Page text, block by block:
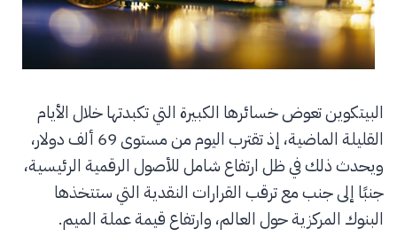
البيتكوين تعوض خسائرها الكبيرة التي تكبدتها خلال الأيام
القليلة الماضية، إذ تقترب اليوم من مستوى 69 ألف دولار،
ويحدث ذلك في ظل ارتفاع شامل للأصول الرقمية الرئيسية،
جنبًا إلى جنب مع ترقب القرارات النقدية التي ستتخذها
البنوك المركزية حول العالم، وارتفاع قيمة عملة الميم.